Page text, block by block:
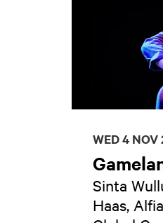
Sinta
Haas,
WED 4